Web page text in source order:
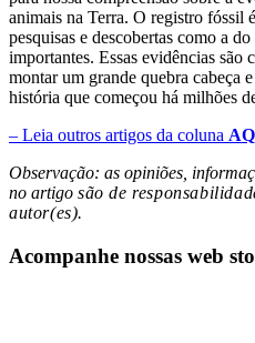
animais na Terra. O registro fóssil
pesquisas e descobertas como a do
importantes. Essas evidências são
montar um grande quebra cabeça
história que começou há milhões
– Leia outros artigos da coluna
Observação: as opiniões,
no artigo são de
autor(es).
Acompanhe nossas web